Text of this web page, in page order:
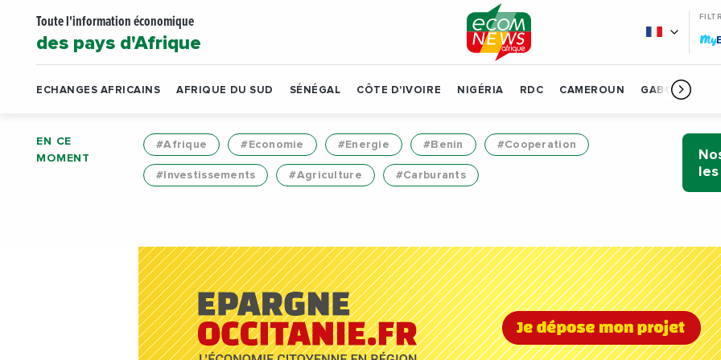
Toute l'information économique
des pays d'Afrique My
ECHANGES AFRICAINS AFRIQUE DU SUD SÉNÉGAL CÔTE D'IVOIRE NIGÉRIA RDC CAMEROUN GABON
EN CE
MOMENT
#Afrique #Economie #Energie #Benin #Cooperation
#Investissements #Agriculture #Carburants